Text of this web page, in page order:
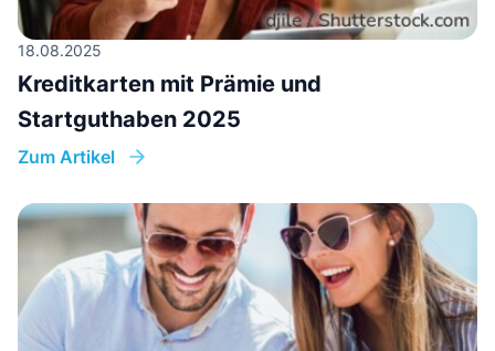
18.08.2025
Kreditkarten mit Prämie und
Startguthaben 2025
Zum Artikel